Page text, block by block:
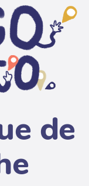
de